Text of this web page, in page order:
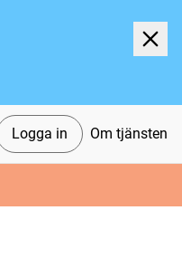
Logga in Om tjänsten